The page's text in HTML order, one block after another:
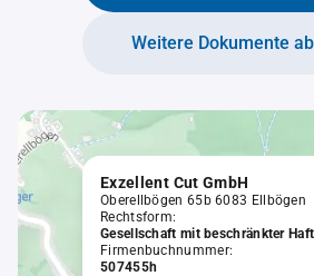
Weitere Dokumente
Exzellent Cut GmbH
Oberellbögen 65b 6083 Ellbögen
Rechtsform:
Gesellschaft mit beschränkter
Firmenbuchnummer:
507455h